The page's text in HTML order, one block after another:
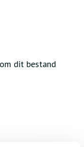
dit bestand